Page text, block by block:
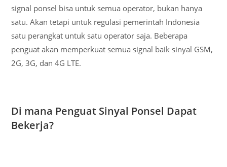
signal ponsel bisa untuk semua operator, bukan hanya
satu. Akan tetapi untuk regulasi pemerintah Indonesia
satu perangkat untuk satu operator saja. Beberapa
penguat akan memperkuat semua signal baik sinyal GSM,
2G, 3G, dan 4G LTE.
Di mana Penguat Sinyal Ponsel Dapat
Bekerja?